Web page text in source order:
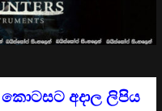
අදාල ලිපිය